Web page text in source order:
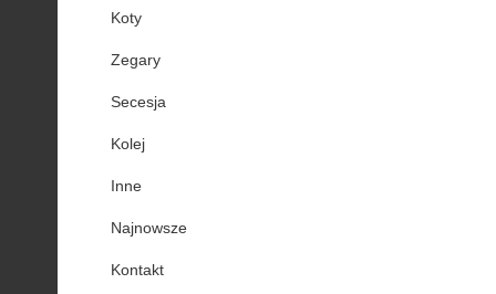
Koty
Zegary
Secesja
Kolej
Inne
Najnowsze
Kontakt